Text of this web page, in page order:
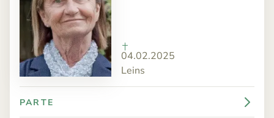
04.02.2025
Leins
PARTE